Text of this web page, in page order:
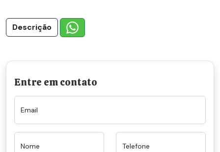
Descrição
Entre em contato
Email
Nome Telefone